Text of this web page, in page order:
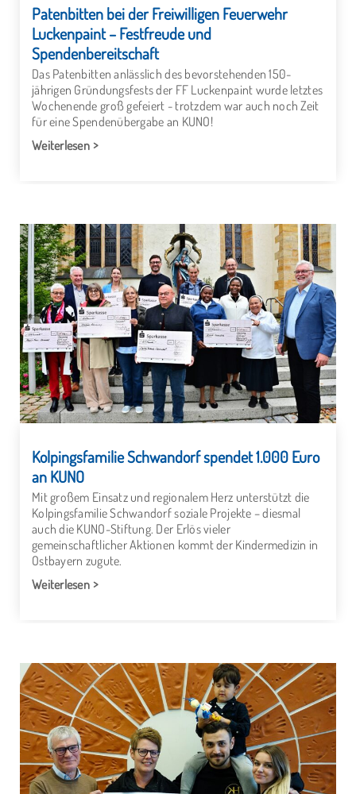
Patenbitten bei der Freiwilligen Feuerwehr
Luckenpaint – Festfreude und
Spendenbereitschaft
Das Patenbitten anlässlich des bevorstehenden 150-
jährigen Gründungsfests der FF Luckenpaint wurde letztes
Wochenende groß gefeiert - trotzdem war auch noch Zeit
für eine Spendenübergabe an KUNO!
Weiterlesen
Kolpingsfamilie Schwandorf spendet 1.000 Euro
an KUNO
Mit großem Einsatz und regionalem Herz unterstützt die
Kolpingsfamilie Schwandorf soziale Projekte – diesmal
auch die KUNO-Stiftung. Der Erlös vieler
gemeinschaftlicher Aktionen kommt der Kindermedizin in
Ostbayern zugute.
Weiterlesen